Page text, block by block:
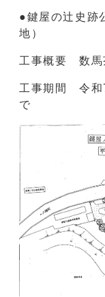
●鍵屋の辻史跡
地）
工事概要 数馬
工事期間 令和
で